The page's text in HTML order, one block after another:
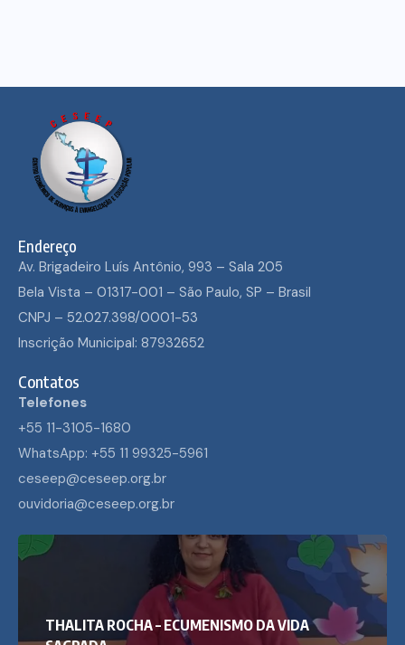
Endereço
Av. Brigadeiro Luís Antônio, 993 – Sala 205
Bela Vista – 01317-001 – São Paulo, SP – Brasil
CNPJ – 52.027.398/0001-53
Inscrição Municipal: 87932652
Contatos
Telefones
+55 11-3105-1680
WhatsApp: +55 11 99325-5961
ceseep@ceseep.org.br
ouvidoria@ceseep.org.br
THALITA ROCHA – ECUMENISMO DA VIDA